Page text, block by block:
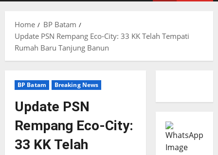
Home
BP Batam
Update PSN Rempang Eco-City: 33 KK Telah Tempati
Rumah Baru Tanjung Banun
BP Batam Breaking News
Update PSN
Rempang Eco-City:
33 KK Telah